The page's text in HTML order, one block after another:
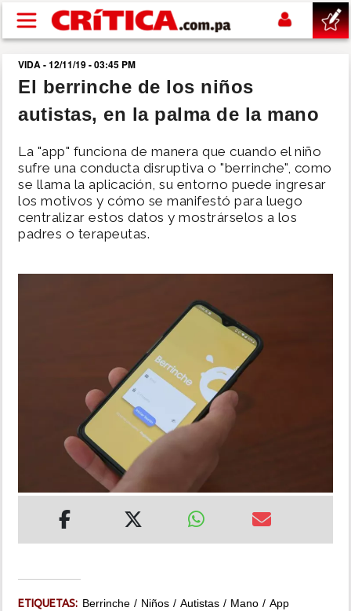
Pasar al contenido principal
buscar
SUCESOS
NACIONAL
POLÍTICA
MULTIMEDIA
VIDA - 12/11/19 - 03:45 PM
El berrinche de los niños
autistas, en la palma de la mano
La "app" funciona de manera que cuando el niño
sufre una conducta disruptiva o "berrinche", como
se llama la aplicación, su entorno puede ingresar
los motivos y cómo se manifestó para luego
centralizar estos datos y mostrárselos a los
padres o terapeutas.
ETIQUETAS: Berrinche Niños Autistas Mano
App